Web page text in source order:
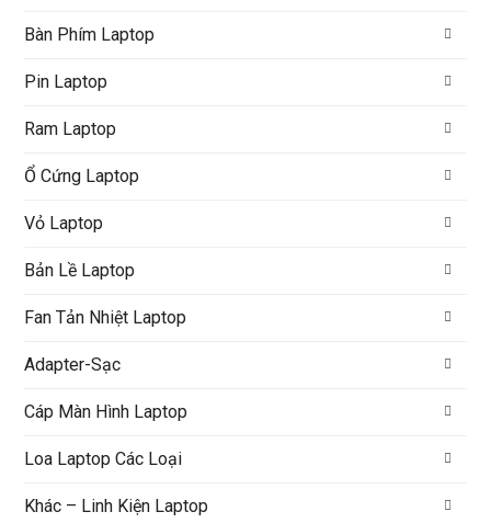
Bàn Phím Laptop
Pin Laptop
Ram Laptop
Ổ Cứng Laptop
Vỏ Laptop
Bản Lề Laptop
Fan Tản Nhiệt Laptop
Adapter-Sạc
Cáp Màn Hình Laptop
Loa Laptop Các Loại
Khác – Linh Kiện Laptop